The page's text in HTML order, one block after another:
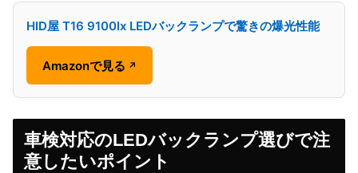
HID屋 T16 9100lx LEDバックランプで驚きの爆光性能
Amazonで見る ↗
車検対応のLEDバックランプ選びで注
意したいポイント